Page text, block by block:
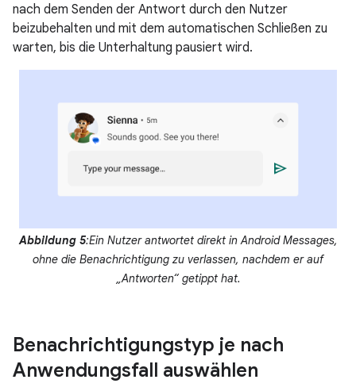
nach dem Senden der Antwort durch den Nutzer
beizubehalten und mit dem automatischen Schließen zu
warten, bis die Unterhaltung pausiert wird.
Abbildung 5:Ein Nutzer antwortet direkt in Android Messages,
ohne die Benachrichtigung zu verlassen, nachdem er auf
„Antworten“ getippt hat.
Benachrichtigungstyp je nach
Anwendungsfall auswählen